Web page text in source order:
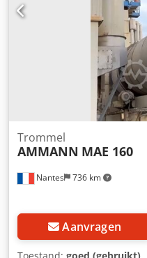
Nantes 736 km
Trommel
AMMANN MAE 160
Aanvragen